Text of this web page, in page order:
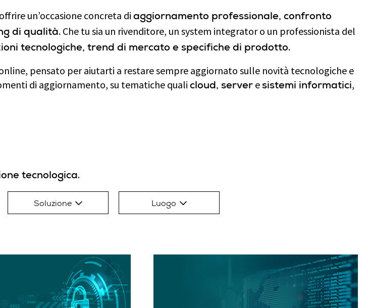
un’occasione concreta di aggiornamento professionale, confronto
di qualità. Che tu sia un rivenditore, un system integrator o un professionista del
tecnologiche, trend di mercato e specifiche di prodotto.
pensato per aiutarti a restare sempre aggiornato sulle novità tecnologiche e
di aggiornamento, su tematiche quali cloud, server e sistemi informatici,
tecnologica.
Soluzione Luogo